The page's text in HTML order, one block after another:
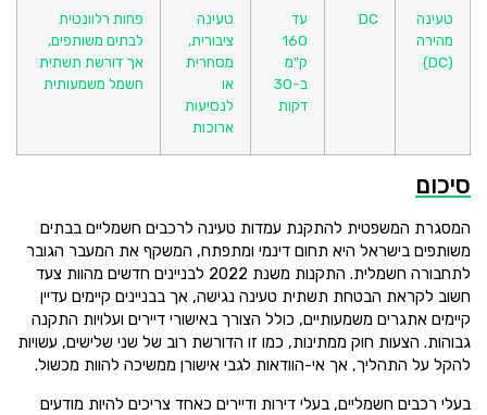
טעינה
מהירה
(DC)
DC
עד
160
ק"מ
ב-30
דקות
טעינה
ציבורית,
מסחרית
או
לנסיעות
ארוכות
פחות רלוונטית
לבתים משותפים,
אך דורשת תשתית
חשמל משמעותית
סיכום
המסגרת המשפטית להתקנת עמדות טעינה לרכבים חשמליים בבתים
משותפים בישראל היא תחום דינמי ומתפתח, המשקף את המעבר הגובר
לתחבורה חשמלית. התקנות משנת 2022 לבניינים חדשים מהוות צעד
חשוב לקראת הבטחת תשתית טעינה נגישה, אך בבניינים קיימים עדיין
קיימים אתגרים משמעותיים, כולל הצורך באישורי דיירים ועלויות התקנה
גבוהות. הצעות חוק ממתינות, כמו זו הדורשת רוב של שני שלישים, עשויות
להקל על התהליך, אך אי-הוודאות לגבי אישורן ממשיכה להוות מכשול.
בעלי רכבים חשמליים, בעלי דירות ודיירים כאחד צריכים להיות מודעים